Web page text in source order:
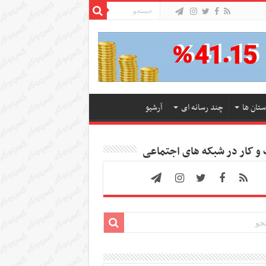
ها چند رسانه ای آرشیو
کار در شبکه های اجتماعی